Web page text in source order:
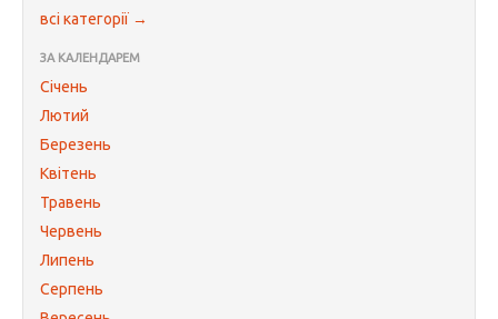
всі категорії →
ЗА КАЛЕНДАРЕМ
Січень
Лютий
Березень
Квітень
Травень
Червень
Липень
Серпень